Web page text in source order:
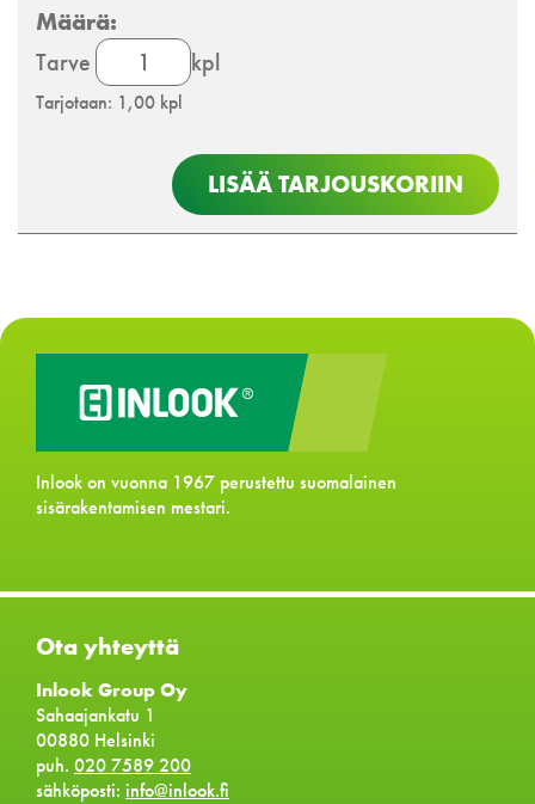
TarveInlook
Nova
EI60
paloluukku
kpl
Tarjotaan: 1,00 kpl
LISÄÄ TARJOUSKORIIN
Inlook on vuonna 1967 perustettu suomalainen
sisärakentamisen mestari.
Ota yhteyttä
Inlook Group Oy
Sahaajankatu 1
00880 Helsinki
puh. 020 7589 200
sähköposti: info@inlook.fi